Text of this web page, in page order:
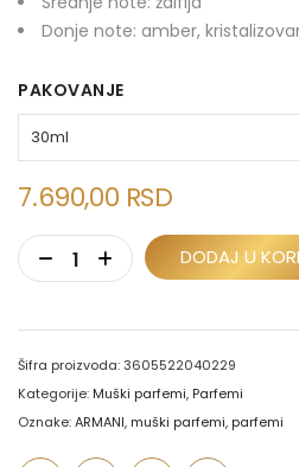
Donje note: amber,
PAKOVANJE
7.690,00 RSD
DODAJ U
Šifra proizvoda:3605522040229
Kategorije: Muški parfemi, Parfemi
Oznake:ARMANI, muški parfemi, parfemi